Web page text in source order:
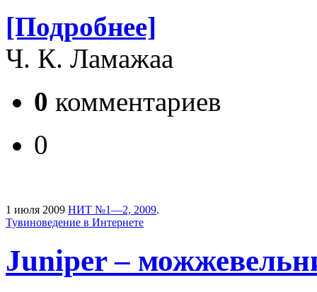
[Подробнее]
Ч. К. Ламажаа
0 комментариев
0
1 июля 2009 НИТ №1—2, 2009.
Тувиноведение в Интернете
Juniper –